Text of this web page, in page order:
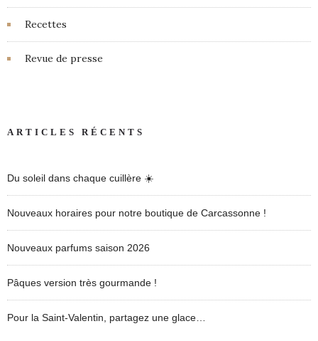
Recettes
Revue de presse
ARTICLES RÉCENTS
Du soleil dans chaque cuillère ☀️
Nouveaux horaires pour notre boutique de Carcassonne !
Nouveaux parfums saison 2026
Pâques version très gourmande !
Pour la Saint-Valentin, partagez une glace…